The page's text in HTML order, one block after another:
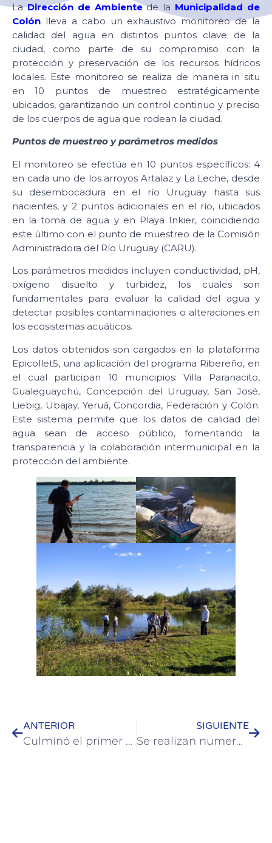
LaDirección de Ambientede la Municipalidad de
Colón lleva a cabo un exhaustivo monitoreo de la
calidad del agua en distintos puntos clave de la
ciudad, como parte de su compromiso con la
protección y preservación de los recursos hídricos
locales. Este monitoreo se realiza de manera in situ
en 10 puntos de muestreo estratégicamente
ubicados, garantizando un control continuo y preciso
de los cuerpos de agua que rodean la ciudad.
Puntos de muestreo y parámetros medidos
El monitoreo se efectúa en 10 puntos específicos: 4
en cada uno de los arroyos Artalaz y La Leche, desde
su desembocadura en el río Uruguay hasta sus
nacientes, y 2 puntos adicionales en el río, ubicados
en la toma de agua y en Playa Inkier, coincidiendo
este último con el punto de muestreo de la Comisión
Administradora del Río Uruguay (CARU).
Los parámetros medidos incluyen conductividad, pH,
oxígeno disuelto y turbidez, los cuales son
fundamentales para evaluar la calidad del agua y
detectar posibles contaminaciones o alteraciones en
los ecosistemas acuáticos.
Los datos obtenidos son cargados en la plataforma
Epicollet5, una aplicación del programa Ribereño, en
el cual participan 10 municipios: Villa Paranacito,
Gualeguaychú, Concepción del Uruguay, San José,
Liebig, Ubajay, Yeruá, Concordia, Federación y Colón.
Este sistema permite que los datos de calidad del
agua sean de acceso público, fomentando la
transparencia y la colaboración intermunicipal en la
protección del ambiente.
ANTERIOR
Culminó el primer taller de arreglos en el hogar dictado por el Municipio de Colón
SIGUIENTE
Se realizan numerosos trabajos en el alumbrado público de Colón